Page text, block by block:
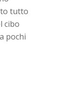
tutto
cibo
pochi